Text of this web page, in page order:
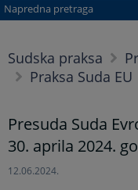
Napredna pretraga
Sudska praksa
Praksa Suda EU
Presuda Suda
30. aprila 2024.
12.06.2024.